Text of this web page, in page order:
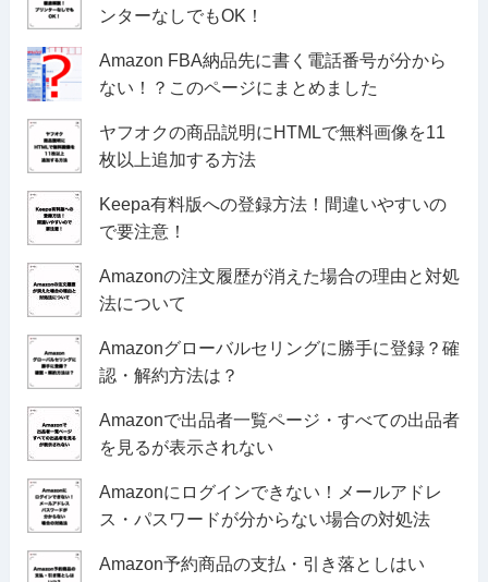
ンターなしでもOK！
Amazon FBA納品先に書く電話番号が分から
ない！？このページにまとめました
ヤフオクの商品説明にHTMLで無料画像を11
枚以上追加する方法
Keepa有料版への登録方法！間違いやすいの
で要注意！
Amazonの注文履歴が消えた場合の理由と対処
法について
Amazonグローバルセリングに勝手に登録？確
認・解約方法は？
Amazonで出品者一覧ページ・すべての出品者
を見るが表示されない
Amazonにログインできない！メールアドレ
ス・パスワードが分からない場合の対処法
Amazon予約商品の支払・引き落としはい